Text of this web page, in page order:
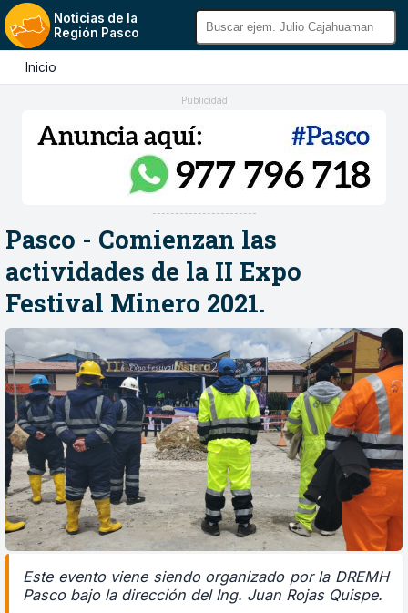
Noticias de la
Región Pasco
Inicio
Publicidad
-----------------------
Pasco - Comienzan las
actividades de la II Expo
Festival Minero 2021.
Este evento viene siendo organizado por la DREMH
Pasco bajo la dirección del Ing. Juan Rojas Quispe.